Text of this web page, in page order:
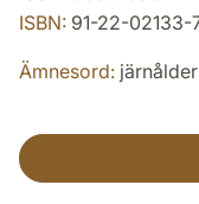
ISBN: 91-22-02133-
Ämnesord: